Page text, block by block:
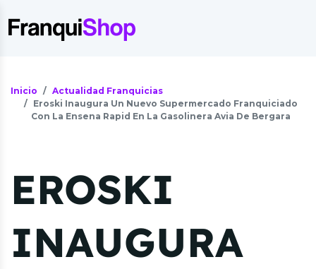
Inicio
Actualidad Franquicias
Eroski Inaugura Un Nuevo Supermercado Franquiciado
Con La Ensena Rapid En La Gasolinera Avia De Bergara
EROSKI
INAUGURA